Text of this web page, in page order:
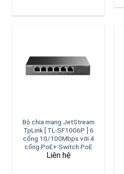
Bộ chia mạng JetStream
TpLink [ TL-SF1006P ] 6
cổng 10/100Mbps với 4
cổng PoE+ Switch PoE
Liên hệ